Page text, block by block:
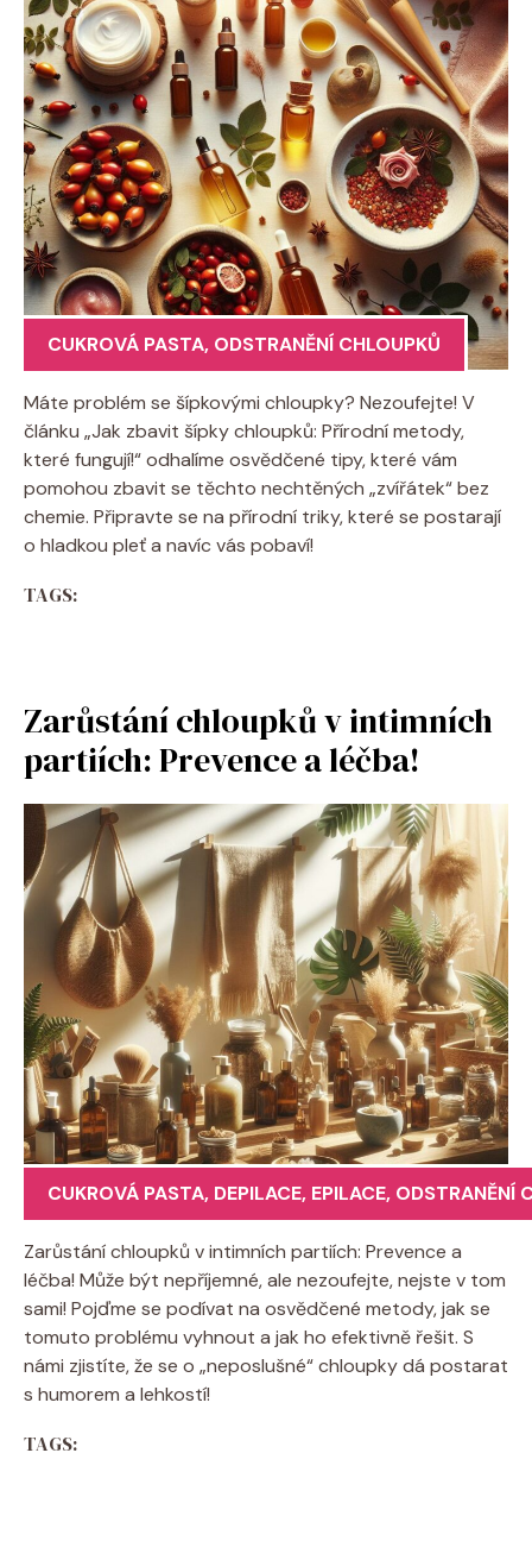
CUKROVÁ PASTA, ODSTRANĚNÍ CHLOUPKŮ
Máte problém se šípkovými chloupky? Nezoufejte! V
článku „Jak zbavit šípky chloupků: Přírodní metody,
které fungují!“ odhalíme osvědčené tipy, které vám
pomohou zbavit se těchto nechtěných „zvířátek“ bez
chemie. Připravte se na přírodní triky, které se postarají
o hladkou pleť a navíc vás pobaví!
TAGS:
Zarůstání chloupků v intimních
partiích: Prevence a léčba!
CUKROVÁ PASTA, DEPILACE, EPILACE, ODSTRANĚNÍ
Zarůstání chloupků v intimních partiích: Prevence a
léčba! Může být nepříjemné, ale nezoufejte, nejste v tom
sami! Pojďme se podívat na osvědčené metody, jak se
tomuto problému vyhnout a jak ho efektivně řešit. S
námi zjistíte, že se o „neposlušné“ chloupky dá postarat
s humorem a lehkostí!
TAGS: